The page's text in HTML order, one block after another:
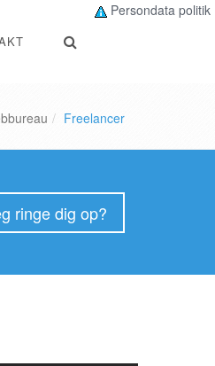
Persondata politik
Freelancer
ringe dig op?